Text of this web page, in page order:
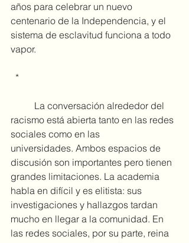
años para celebrar un nuevo
centenario de la Independencia, y el
sistema de esclavitud funciona a todo
vapor.
*
racismo está abierta tanto en las redes
sociales como en las
universidades. Ambos espacios de
discusión son importantes pero tienen
grandes limitaciones. La academia
habla en difícil y es elitista: sus
investigaciones y hallazgos tardan
mucho en llegar a la comunidad. En
las redes sociales, por su parte, reina